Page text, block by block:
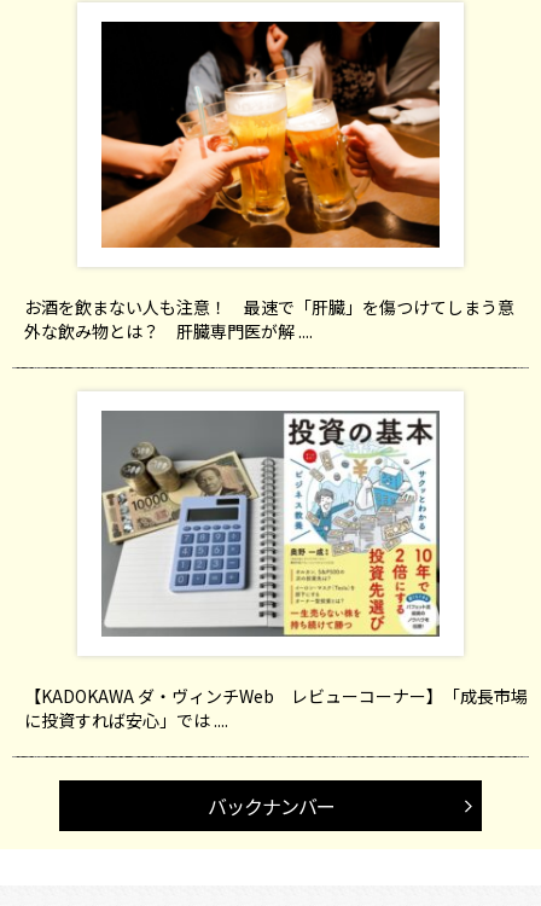
お酒を飲まない人も注意！ 最速で「肝臓」を傷つけてしまう意
外な飲み物とは？ 肝臓専門医が解 ....
【KADOKAWA ダ・ヴィンチWeb レビューコーナー】「成長市場
に投資すれば安心」では ....
バックナンバー